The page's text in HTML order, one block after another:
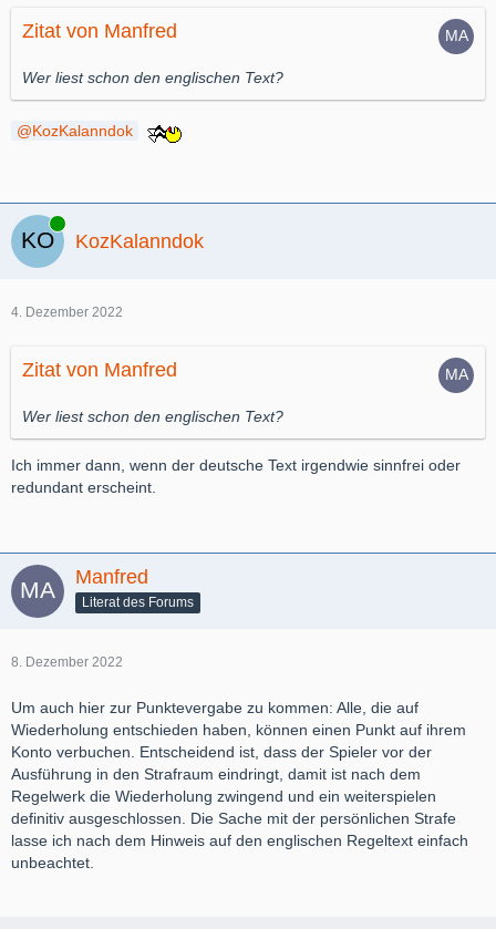
Zitat von Manfred
Wer liest schon den englischen Text?
KozKalanndok
Online
KozKalanndok
4. Dezember 2022
Zitat von Manfred
Wer liest schon den englischen Text?
Ich immer dann, wenn der deutsche Text irgendwie sinnfrei oder
redundant erscheint.
Manfred
Literat des Forums
8. Dezember 2022
Um auch hier zur Punktevergabe zu kommen: Alle, die auf
Wiederholung entschieden haben, können einen Punkt auf ihrem
Konto verbuchen. Entscheidend ist, dass der Spieler vor der
Ausführung in den Strafraum eindringt, damit ist nach dem
Regelwerk die Wiederholung zwingend und ein weiterspielen
definitiv ausgeschlossen. Die Sache mit der persönlichen Strafe
lasse ich nach dem Hinweis auf den englischen Regeltext einfach
unbeachtet.